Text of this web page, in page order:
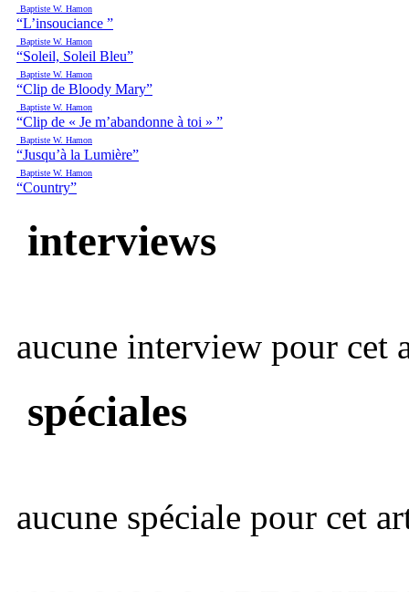
Baptiste W. Hamon
“L’insouciance ”
Baptiste W. Hamon
“Soleil, Soleil Bleu”
Baptiste W. Hamon
“Clip de Bloody Mary”
Baptiste W. Hamon
“Clip de « Je m’abandonne à toi » ”
Baptiste W. Hamon
“Jusqu’à la Lumière”
Baptiste W. Hamon
“Country”
interviews
aucune interview pour cet
spéciales
aucune spéciale pour cet